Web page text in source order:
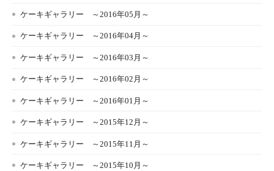
ケーキギャラリー ～2016年05月～
ケーキギャラリー ～2016年04月～
ケーキギャラリー ～2016年03月～
ケーキギャラリー ～2016年02月～
ケーキギャラリー ～2016年01月～
ケーキギャラリー ～2015年12月～
ケーキギャラリー ～2015年11月～
ケーキギャラリー ～2015年10月～